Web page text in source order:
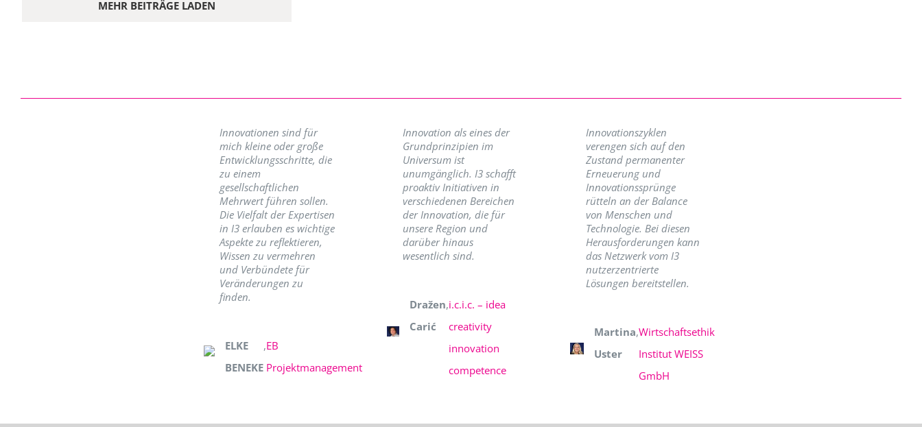
MEHR BEITRÄGE LADEN
Innovationen sind für
mich kleine oder große
Entwicklungsschritte, die
zu einem
gesellschaftlichen
Mehrwert führen sollen.
Die Vielfalt der Expertisen
in I3 erlauben es wichtige
Aspekte zu reflektieren,
Wissen zu vermehren
und Verbündete für
Veränderungen zu
finden.
ELKE
BENEKE
,EB
Projektmanagement
Innovation als eines der
Grundprinzipien im
Universum ist
unumgänglich. I3 schafft
proaktiv Initiativen in
verschiedenen Bereichen
der Innovation, die für
unsere Region und
darüber hinaus
wesentlich sind.
Dražen
Carić
,i.c.i.c. – idea
creativity
innovation
competence
Innovationszyklen
verengen sich auf den
Zustand permanenter
Erneuerung und
Innovationssprünge
rütteln an der Balance
von Menschen und
Technologie. Bei diesen
Herausforderungen kann
das Netzwerk vom I3
nutzerzentrierte
Lösungen bereitstellen.
Martina
Uster
,Wirtschaftsethik
Institut WEISS
GmbH